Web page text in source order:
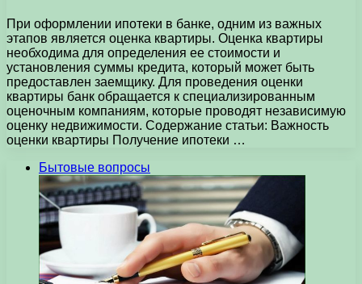
При оформлении ипотеки в банке, одним из важных
этапов является оценка квартиры. Оценка квартиры
необходима для определения ее стоимости и
установления суммы кредита, который может быть
предоставлен заемщику. Для проведения оценки
квартиры банк обращается к специализированным
оценочным компаниям, которые проводят независимую
оценку недвижимости. Содержание статьи: Важность
оценки квартиры Получение ипотеки …
Бытовые вопросы